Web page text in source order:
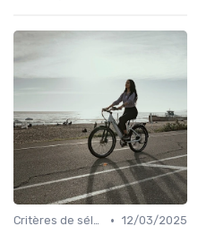
Critères de sélection (autonomie, puissance, poids) • 12/03/2025